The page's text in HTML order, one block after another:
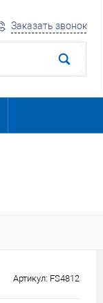
Заказать звонок
Артикул: FS4812